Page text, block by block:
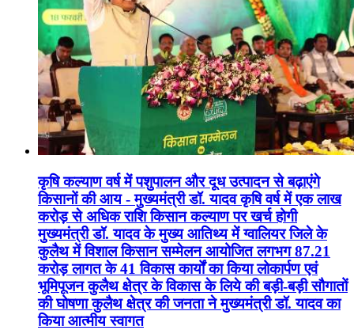
कृषि कल्याण वर्ष में पशुपालन और दूध उत्पादन से बढ़ाएंगे
किसानों की आय - मुख्यमंत्री डॉ. यादव कृषि वर्ष में एक लाख
करोड़ से अधिक राशि किसान कल्याण पर खर्च होगी
मुख्यमंत्री डॉ. यादव के मुख्य आतिथ्य में ग्वालियर जिले के
कुलैथ में विशाल किसान सम्मेलन आयोजित लगभग 87.21
करोड़ लागत के 41 विकास कार्यों का किया लोकार्पण एवं
भूमिपूजन कुलैथ क्षेत्र के विकास के लिये की बड़ी-बड़ी सौगातों
की घोषणा कुलैथ क्षेत्र की जनता ने मुख्यमंत्री डॉ. यादव का
किया आत्मीय स्वागत